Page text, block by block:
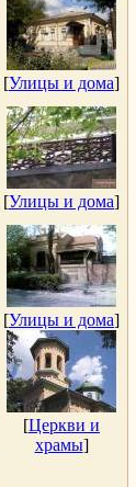
[Улицы и дома]
[Улицы и дома]
[Улицы и дома]
[Церкви и
храмы]